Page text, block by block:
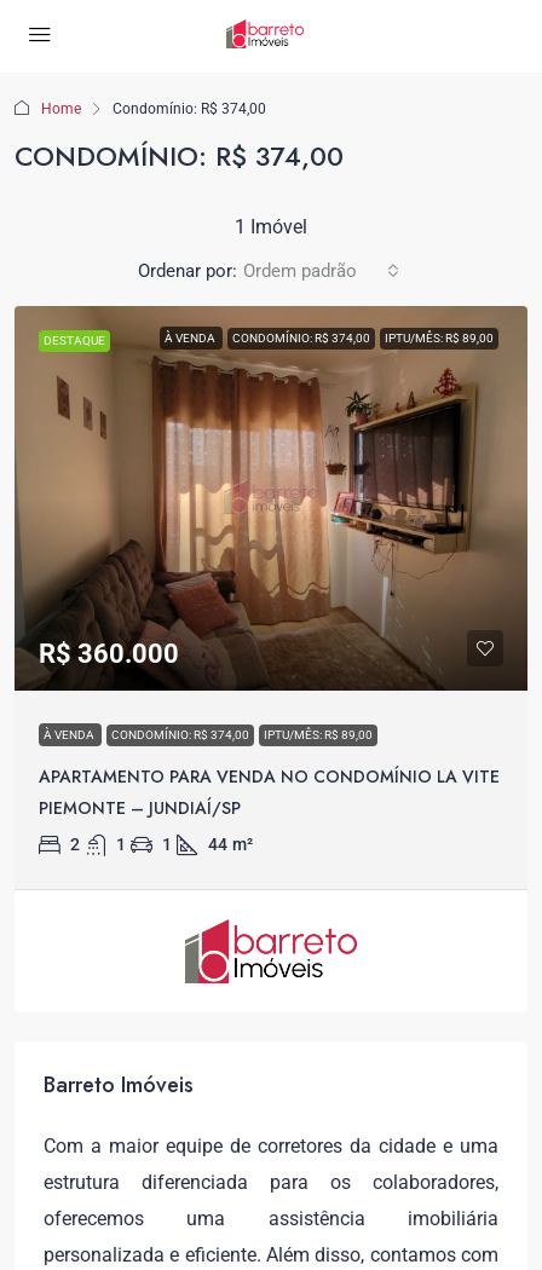
Home Condomínio: R$ 374,00
CONDOMÍNIO: R$ 374,00
1 Imóvel
Ordenar por: Ordem padrão
DESTAQUE À VENDA CONDOMÍNIO: R$ 374,00 IPTU/MÊS: R$ 89,00
R$ 360.000
À VENDA CONDOMÍNIO: R$ 374,00 IPTU/MÊS: R$ 89,00
APARTAMENTO PARA VENDA NO CONDOMÍNIO LA VITE
PIEMONTE – JUNDIAÍ/SP
2 1 1 44 m²
Barreto Imóveis
Com a maior equipe de corretores da cidade e uma
estrutura diferenciada para os colaboradores,
oferecemos uma assistência imobiliária
personalizada e eficiente. Além disso, contamos com